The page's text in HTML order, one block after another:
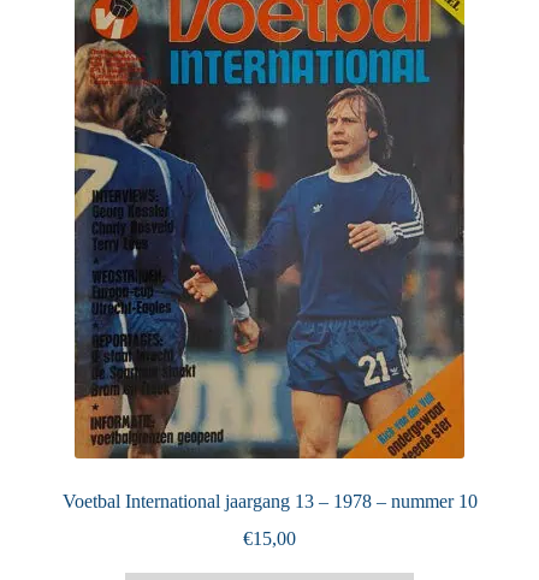
Wie is puntertje
Puntertjes
Contact
Voetbal International jaargang 13 – 1978 – nummer 10
€15,00